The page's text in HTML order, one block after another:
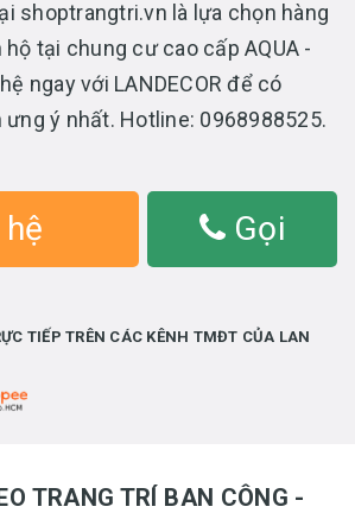
shoptrangtri.vn là lựa chọn hàng
tại chung cư cao cấp AQUA -
ngay với LANDECOR để có
ý nhất. Hotline: 0968988525.
Gọi
TIẾP TRÊN CÁC KÊNH TMĐT CỦA LAN
TRANG TRÍ BAN CÔNG -